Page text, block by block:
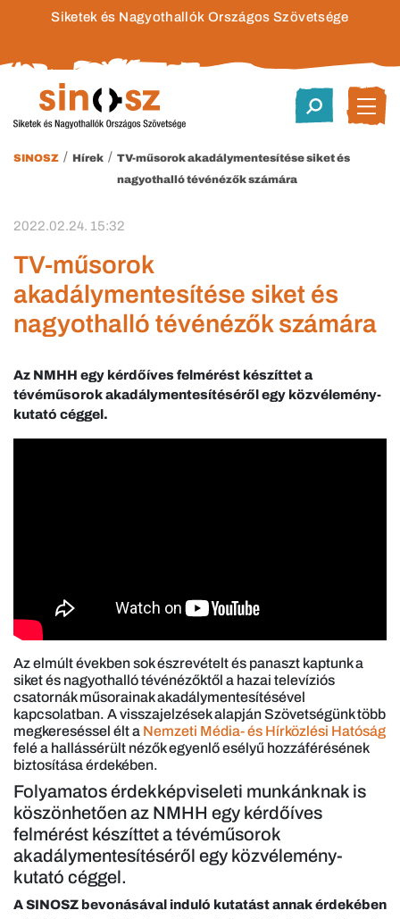
Siketek és Nagyothallók Országos Szövetsége
SINOSZ / Hírek / TV-műsorok akadálymentesítése siket és
nagyothalló tévénézők számára
2022.02.24. 15:32
TV-műsorok
akadálymentesítése siket és
nagyothalló tévénézők számára
Az NMHH egy kérdőíves felmérést készíttet a
tévéműsorok akadálymentesítéséről egy közvélemény-
kutató céggel.
Az elmúlt években sok észrevételt és panaszt kaptunk a
siket és nagyothalló tévénézőktől a hazai televíziós
csatornák műsorainak akadálymentesítésével
kapcsolatban. A visszajelzések alapján Szövetségünk több
megkereséssel élt a Nemzeti Média- és Hírközlési Hatóság
felé a hallássérült nézők egyenlő esélyű hozzáférésének
biztosítása érdekében.
Folyamatos érdekképviseleti munkánknak is
köszönhetően az NMHH egy kérdőíves
felmérést készíttet a tévéműsorok
akadálymentesítéséről egy közvélemény-
kutató céggel.
A SINOSZ bevonásával induló kutatást annak érdekében